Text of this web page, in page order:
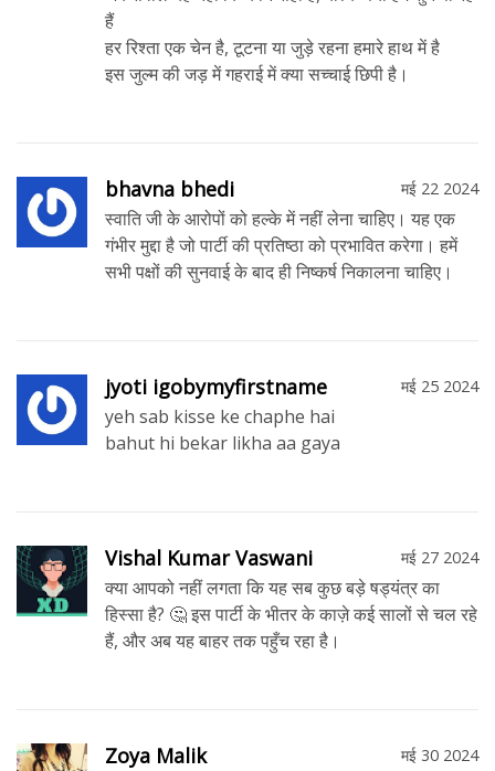
हैं
हर रिश्ता एक चेन है, टूटना या जुड़े रहना हमारे हाथ में है
इस जुल्म की जड़ में गहराई में क्या सच्चाई छिपी है।
bhavna bhedi मई 22 2024
स्वाति जी के आरोपों को हल्के में नहीं लेना चाहिए। यह एक
गंभीर मुद्दा है जो पार्टी की प्रतिष्ठा को प्रभावित करेगा। हमें
सभी पक्षों की सुनवाई के बाद ही निष्कर्ष निकालना चाहिए।
jyoti igobymyfirstname मई 25 2024
yeh sab kisse ke chaphe hai
bahut hi bekar likha aa gaya
Vishal Kumar Vaswani मई 27 2024
क्या आपको नहीं लगता कि यह सब कुछ बड़े षड्यंत्र का
हिस्सा है? 🤔 इस पार्टी के भीतर के काज़े कई सालों से चल रहे
हैं, और अब यह बाहर तक पहुँच रहा है।
Zoya Malik मई 30 2024